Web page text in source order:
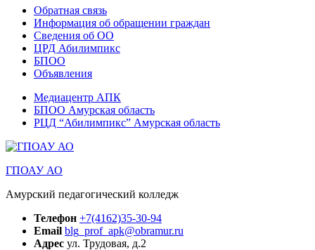
Обратная связь
Информация об обращении граждан
Сведения об ОО
ЦРД Абилимпикс
БПОО
Объявления
Медиацентр АПК
БПОО Амурская область
РЦД “Абилимпикс” Амурская область
ГПОАУ АО
Амурский педагогический колледж
Телефон +7(4162)35-30-94
Email blg_prof_apk@obramur.ru
Адрес ул. Трудовая, д.2